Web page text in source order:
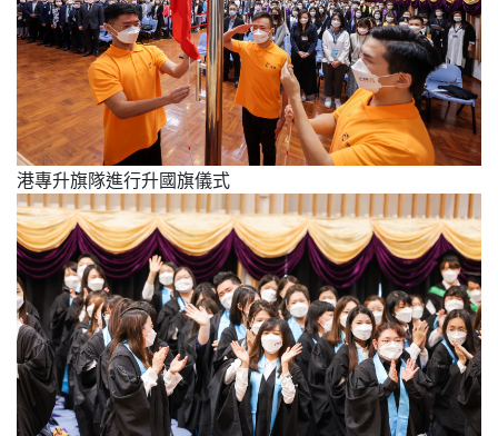
港專升旗隊進行升國旗儀式